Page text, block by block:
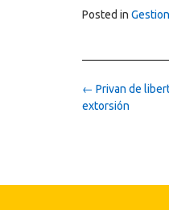
Posted in
Post
navigation
← Privan de
extorsión